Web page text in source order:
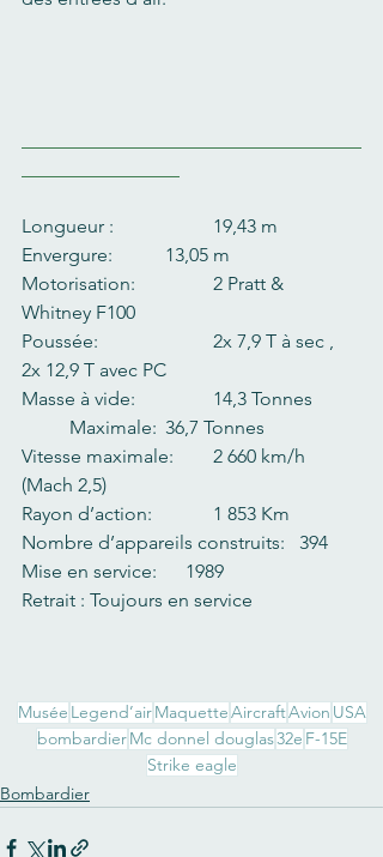
Longueur :   		19,43 m
Envergure:       	13,05 m
Motorisation:        	2 Pratt &
Whitney F100
Poussée:      		2x 7,9 T à sec ,
2x 12,9 T avec PC
Masse à vide:       	14,3 Tonnes
	Maximale:	36,7 Tonnes
Vitesse maximale:  	2 660 km/h
(Mach 2,5)
Rayon d’action:     	1 853 Km
Nombre d’appareils construits:   394
Mise en service:      1989
Retrait : Toujours en service
Musée Legend’airMaquetteAircraftAvion USA
bombardierMc donnel douglas32e F-15E
Strike eagle
Bombardier